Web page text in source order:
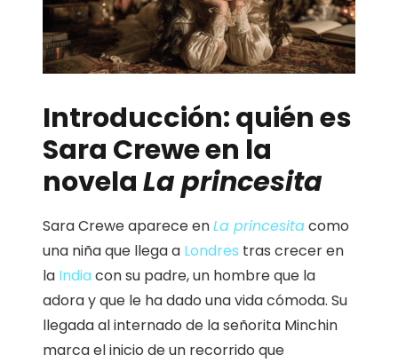
Introducción: quién es
Sara Crewe en la
novelaLa princesita
Sara Crewe aparece enLa princesitacomo
una niña que llega a Londres tras crecer en
la India con su padre, un hombre que la
adora y que le ha dado una vida cómoda. Su
llegada al internado de la señorita Minchin
marca el inicio de un recorrido que